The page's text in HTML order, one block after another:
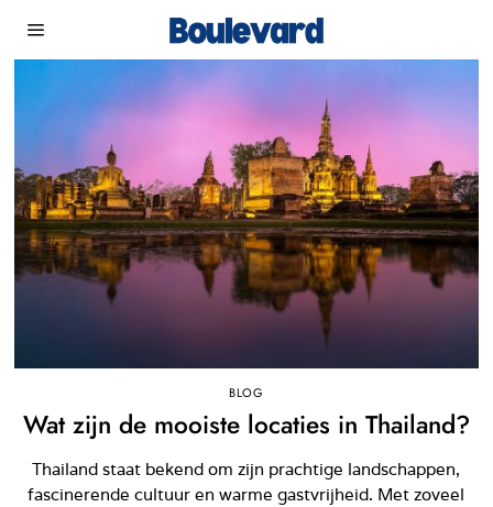
BLOG
Wat zijn de mooiste locaties in Thailand?
Thailand staat bekend om zijn prachtige landschappen,
fascinerende cultuur en warme gastvrijheid. Met zoveel